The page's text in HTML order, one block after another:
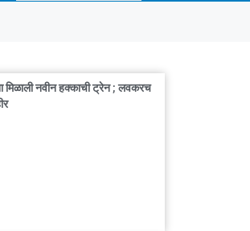
मिळाली नवीन हक्काची ट्रेन ; लवकरच